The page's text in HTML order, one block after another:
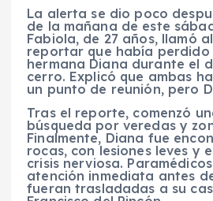
La alerta se dio poco
de la mañana de este
Fabiola, de 27 años, llamó
reportar que había perdido
hermana Diana durante el
cerro. Explicó que ambas
un punto de reunión, pero
Tras el reporte, comenzó
búsqueda por veredas y
Finalmente, Diana fue
rocas, con lesiones leves y
crisis nerviosa.
atención inmediata antes
fueran trasladadas a su